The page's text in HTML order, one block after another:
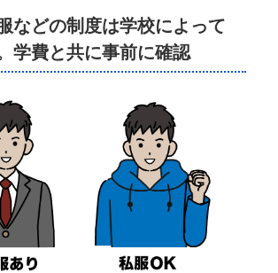
などの制度は学校によって
学費と共に事前に確認